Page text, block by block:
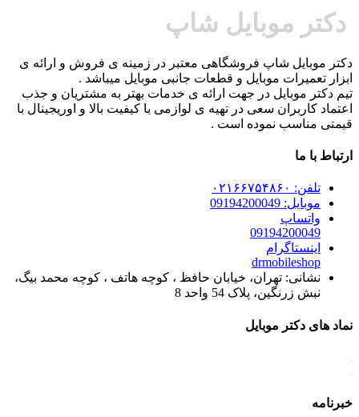
دکتر موبایل شاپ
دکتر موبایل شاپ فروشگاهی معتبر در زمینه ی فروش و ارائه ی
ابزار تعمیرات موبایل و قطعات جانبی موبایل میباشد .
تیم دکتر موبایل در جهت ارائه ی خدمات بهتر به مشتریان و جذب
اعتماد کاربران سعی در تهیه ی لوازمی با کیفیت بالا و اوریجینال با
قیمتی مناسب نموده است .
ارتباط با ما
تلفن: ۰۲۱۶۶۷۵۴۸۶۰
موبایل: 09194200049
واتساپ
09194200049
اینستاگرام
drmobileshop
نشانی: تهران، خیابان حافظ ، کوچه هاتف ، کوچه محمد بیگ،
نبش زرنگین، پلاک 54 واحد 8
نماد های دکتر موبایل
خبرنامه